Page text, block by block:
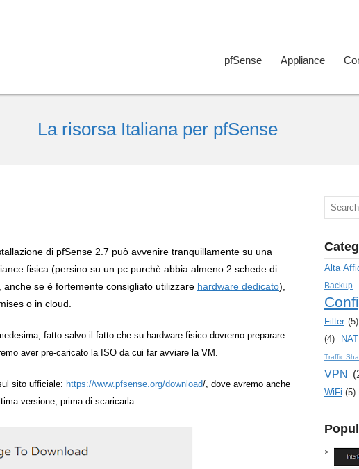
pfSense Appliance
La risorsa Italiana per pfSense
di pfSense 2.7 può avvenire tranquillamente su una
fisica (persino su un pc purchè abbia almeno 2 schede di
anche se è fortemente consigliato utilizzare hardware dedicato),
o in cloud.
fatto salvo il fatto che su hardware fisico dovremo preparare
aver pre-caricato la ISO da cui far avviare la VM.
sito ufficiale: https://www.pfsense.org/download/, dove avremo anche
versione, prima di scaricarla.
Alta
Backup
Filter (5)
(4)
NAT
Traffic
VPN
WiFi (5)